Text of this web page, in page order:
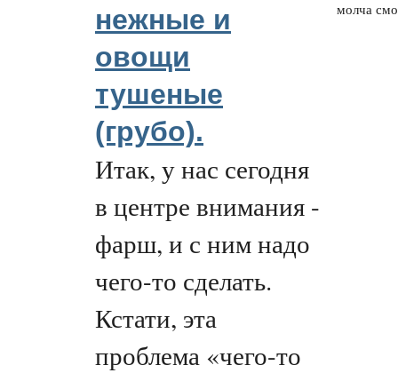
нежные и
овощи
тушеные
(грубо).
Итак, у нас сегодня
в центре внимания -
фарш, и с ним надо
чего-то сделать.
Кстати, эта
проблема «чего-то
молча